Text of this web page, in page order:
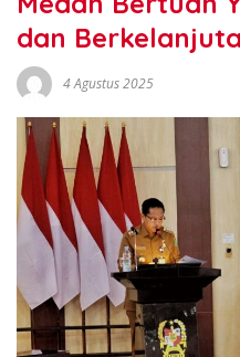
dan
4 Agustus 2025